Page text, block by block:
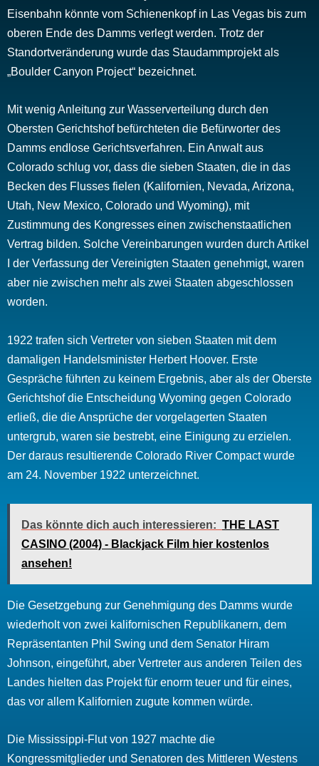
Eisenbahn könnte vom Schienenkopf in Las Vegas bis zum
oberen Ende des Damms verlegt werden. Trotz der
Standortveränderung wurde das Staudammprojekt als
„Boulder Canyon Project“ bezeichnet.
Mit wenig Anleitung zur Wasserverteilung durch den
Obersten Gerichtshof befürchteten die Befürworter des
Damms endlose Gerichtsverfahren. Ein Anwalt aus
Colorado schlug vor, dass die sieben Staaten, die in das
Becken des Flusses fielen (Kalifornien, Nevada, Arizona,
Utah, New Mexico, Colorado und Wyoming), mit
Zustimmung des Kongresses einen zwischenstaatlichen
Vertrag bilden. Solche Vereinbarungen wurden durch Artikel
I der Verfassung der Vereinigten Staaten genehmigt, waren
aber nie zwischen mehr als zwei Staaten abgeschlossen
worden.
1922 trafen sich Vertreter von sieben Staaten mit dem
damaligen Handelsminister Herbert Hoover. Erste
Gespräche führten zu keinem Ergebnis, aber als der Oberste
Gerichtshof die Entscheidung Wyoming gegen Colorado
erließ, die die Ansprüche der vorgelagerten Staaten
untergrub, waren sie bestrebt, eine Einigung zu erzielen.
Der daraus resultierende Colorado River Compact wurde
am 24. November 1922 unterzeichnet.
Das könnte dich auch interessieren: THE LAST
CASINO (2004) - Blackjack Film hier kostenlos
ansehen!
Die Gesetzgebung zur Genehmigung des Damms wurde
wiederholt von zwei kalifornischen Republikanern, dem
Repräsentanten Phil Swing und dem Senator Hiram
Johnson, eingeführt, aber Vertreter aus anderen Teilen des
Landes hielten das Projekt für enorm teuer und für eines,
das vor allem Kalifornien zugute kommen würde.
Die Mississippi-Flut von 1927 machte die
Kongressmitglieder und Senatoren des Mittleren Westens